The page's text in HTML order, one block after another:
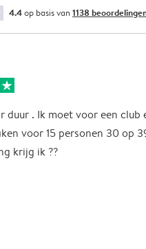
4.4op basis van 1138
duur . Ik moet voor een club
voor 15 personen 30 op
krijg ik ??